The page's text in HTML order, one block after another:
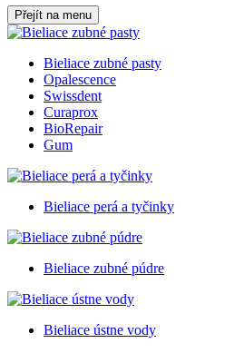
Přejít na menu
Bieliace zubné pasty
Opalescence
Swissdent
Curaprox
BioRepair
Gum
Bieliace perá a tyčinky
Bieliace zubné púdre
Bieliace ústne vody